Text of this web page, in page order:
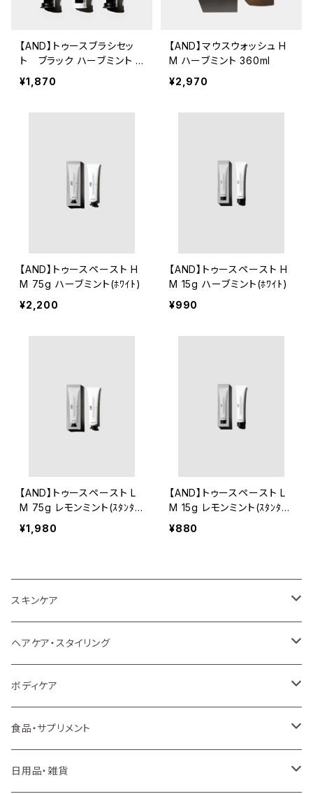
【AND】トゥースブラシセッ
ト ブラック ハーブミント 1
5g
¥1,870
【AND】マウスウォッシュ H
M ハーブミント 360ml
¥2,970
【AND】トゥースペースト H
M 75g ハーブミント(ﾎﾜｲﾄ)
¥2,200
【AND】トゥースペースト H
M 15g ハーブミント(ﾎﾜｲﾄ)
¥990
【AND】トゥースペースト L
M 75g レモンミント(ｽﾀﾝﾀﾞ
ｰﾄﾞ)
¥1,980
【AND】トゥースペースト L
M 15g レモンミント(ｽﾀﾝﾀﾞｰ
ﾄﾞ)
¥880
スキンケア
洗顔・クレンジング
化粧水
乳液
美容液・オイル
ヘアケア・スタイリング
シャンプー
トリートメント・ヘアマスク
アウトバストリートメント
ボディケア
ボディソープ
ボディスクラブ
食品・サプリメント
サプリメント
日用品・雑貨